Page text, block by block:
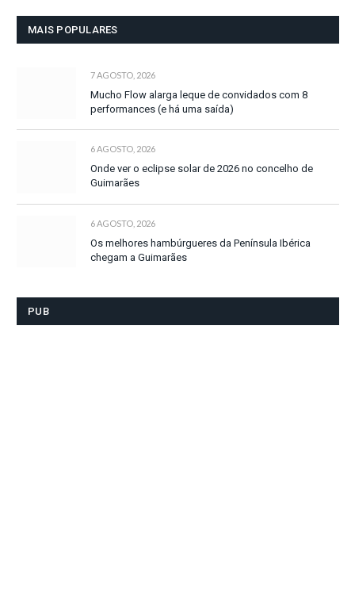
MAIS POPULARES
7 AGOSTO, 2026
Mucho Flow alarga leque de convidados com 8
performances (e há uma saída)
6 AGOSTO, 2026
Onde ver o eclipse solar de 2026 no concelho de
Guimarães
6 AGOSTO, 2026
Os melhores hambúrgueres da Península Ibérica
chegam a Guimarães
PUB